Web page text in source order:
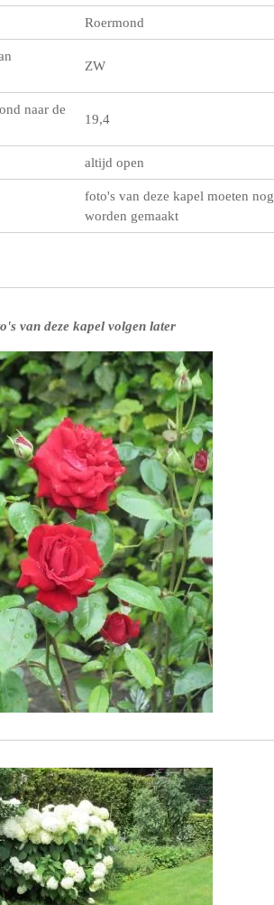
Roermond
ZW
naar de
19,4
altijd open
foto's van deze kapel moeten nog
worden gemaakt
van deze kapel volgen later